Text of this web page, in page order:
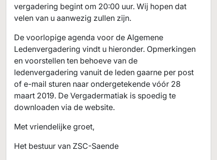
vergadering begint om 20:00 uur. Wij hopen dat
velen van u aanwezig zullen zijn.
De voorlopige agenda voor de Algemene
Ledenvergadering vindt u hieronder. Opmerkingen
en voorstellen ten behoeve van de
ledenvergadering vanuit de leden gaarne per post
of e-mail sturen naar ondergetekende vóór 28
maart 2019. De Vergadermatiak is spoedig te
downloaden via de website.
Met vriendelijke groet,
Het bestuur van ZSC-Saende